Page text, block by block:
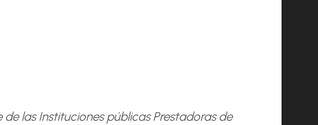
las Instituciones públicas Prestadoras de